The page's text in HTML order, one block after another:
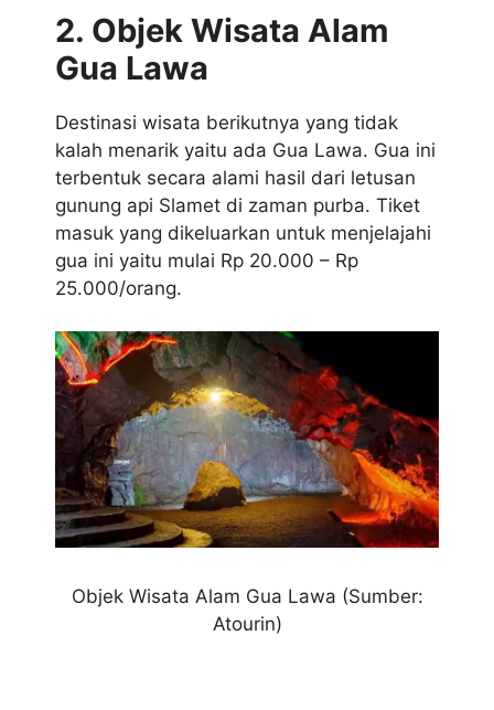
2. Objek Wisata Alam
Gua Lawa
Destinasi wisata berikutnya yang tidak
kalah menarik yaitu ada Gua Lawa. Gua ini
terbentuk secara alami hasil dari letusan
gunung api Slamet di zaman purba. Tiket
masuk yang dikeluarkan untuk menjelajahi
gua ini yaitu mulai Rp 20.000 – Rp
25.000/orang.
Objek Wisata Alam Gua Lawa (Sumber:
Atourin)